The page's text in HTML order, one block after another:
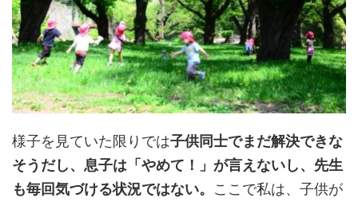
様子を見ていた限りでは子供同士でまだ解決できな
そうだし、息子は「やめて！」が言えないし、先生
も毎回気づける状況ではない。 ここで私は、子供が